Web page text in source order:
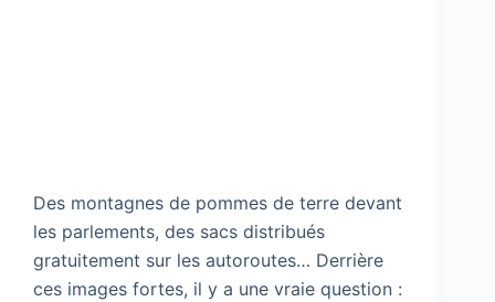
Des montagnes de pommes de terre devant
les parlements, des sacs distribués
gratuitement sur les autoroutes… Derrière
ces images fortes, il y a une vraie question :